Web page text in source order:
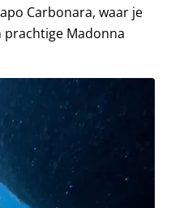
Carbonara, waar je
Madonna